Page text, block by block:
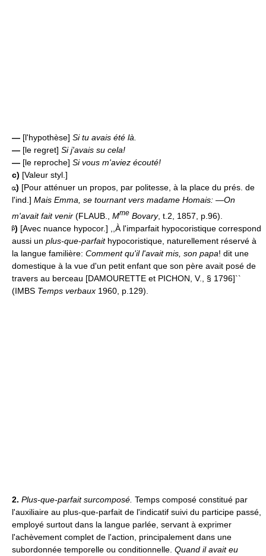
— [l'hypothèse] Si tu avais été là.
— [le regret] Si j'avais su cela!
— [le reproche] Si vous m'aviez écouté!
c) [Valeur styl.]
) [Pour atténuer un propos, par politesse, à la place du prés. de
l'ind.] Mais Emma, se tournant vers madame Homais: —On
m'avait fait venir (FLAUB., Mme Bovary, t.2, 1857, p.96).
) [Avec nuance hypocor.] ,,À l'imparfait hypocoristique correspond
aussi un plus-que-parfaithypocoristique, naturellement réservé à
la langue familière: Comment qu'il l'avait mis, son papa! dit une
domestique à la vue d'un petit enfant que son père avait posé de
travers au berceau [DAMOURETTE et PICHON, V., § 1796]``
(IMBS Temps verbaux 1960, p.129).
2. Plus-que-parfait surcomposé. Temps composé constitué par
l'auxiliaire au plus-que-parfait de l'indicatif suivi du participe passé,
employé surtout dans la langue parlée, servant à exprimer
l'achèvement complet de l'action, principalement dans une
subordonnée temporelle ou conditionnelle. Quand il avait eu